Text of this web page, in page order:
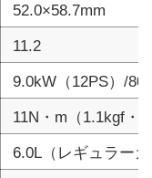
52.0×58.7mm
11.2
9.0kW（12PS）/
11N・m（1.1kgf・
6.0L（レギュラー